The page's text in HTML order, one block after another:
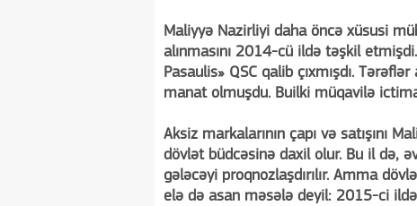
Maliyyə Nazirliyi daha öncə xüsusi
alınmasını 2014-cü ildə təşkil
Pasaulis» QSC qalib çıxmışdı.
manat olmuşdu. Builki müqavilə
Aksiz markalarının çapı və satışını
dövlət büdcəsinə daxil olur. Bu il də,
gələcəyi proqnozlaşdırılır. Amma
elə də asan məsələ deyil: 2015-ci